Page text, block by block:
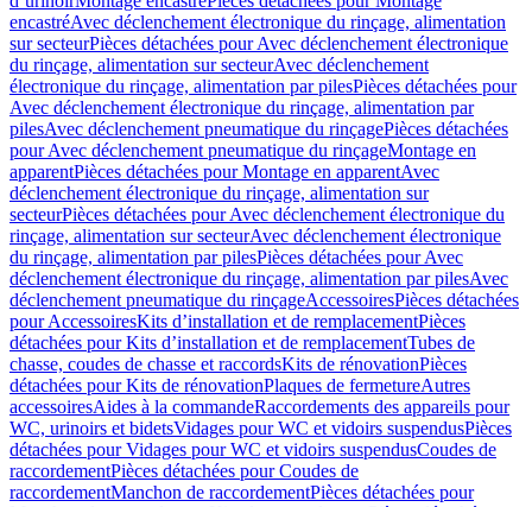
encastréAvec déclenchement électronique du rinçage, alimentation
sur secteurPièces détachées pour Avec déclenchement électronique
du rinçage, alimentation sur secteurAvec déclenchement
électronique du rinçage, alimentation par pilesPièces détachées pour
Avec déclenchement électronique du rinçage, alimentation par
pilesAvec déclenchement pneumatique du rinçagePièces détachées
pour Avec déclenchement pneumatique du rinçageMontage en
apparentPièces détachées pour Montage en apparentAvec
déclenchement électronique du rinçage, alimentation sur
secteurPièces détachées pour Avec déclenchement électronique du
rinçage, alimentation sur secteurAvec déclenchement électronique
du rinçage, alimentation par pilesPièces détachées pour Avec
déclenchement électronique du rinçage, alimentation par pilesAvec
déclenchement pneumatique du rinçageAccessoiresPièces détachées
pour AccessoiresKits d’installation et de remplacementPièces
détachées pour Kits d’installation et de remplacementTubes de
chasse, coudes de chasse et raccordsKits de rénovationPièces
détachées pour Kits de rénovationPlaques de fermetureAutres
accessoiresAides à la commandeRaccordements des appareils pour
WC, urinoirs et bidetsVidages pour WC et vidoirs suspendusPièces
détachées pour Vidages pour WC et vidoirs suspendusCoudes de
raccordementPièces détachées pour Coudes de
raccordementManchon de raccordementPièces détachées pour